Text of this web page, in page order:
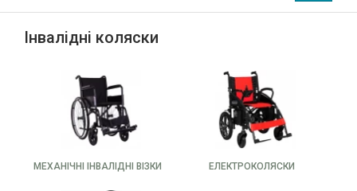
Інвалідні коляски
МЕХАНІЧНІ ІНВАЛІДНІ ВІЗКИ ЕЛЕКТРОКОЛЯСКИ